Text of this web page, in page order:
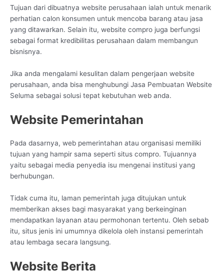
Tujuan dari dibuatnya website perusahaan ialah untuk menarik
perhatian calon konsumen untuk mencoba barang atau jasa
yang ditawarkan. Selain itu, website compro juga berfungsi
sebagai format kredibilitas perusahaan dalam membangun
bisnisnya.
Jika anda mengalami kesulitan dalam pengerjaan website
perusahaan, anda bisa menghubungi Jasa Pembuatan Website
Seluma sebagai solusi tepat kebutuhan web anda.
Website Pemerintahan
Pada dasarnya, web pemerintahan atau organisasi memiliki
tujuan yang hampir sama seperti situs compro. Tujuannya
yaitu sebagai media penyedia isu mengenai institusi yang
berhubungan.
Tidak cuma itu, laman pemerintah juga ditujukan untuk
memberikan akses bagi masyarakat yang berkeinginan
mendapatkan layanan atau permohonan tertentu. Oleh sebab
itu, situs jenis ini umumnya dikelola oleh instansi pemerintah
atau lembaga secara langsung.
Website Berita